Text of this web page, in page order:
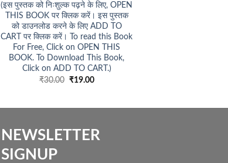
(इस पुस्तक को निःशुल्क पढ़ने के लिए, OPEN
THIS BOOK पर क्लिक करें। इस पुस्तक
को डाउनलोड करने के लिए ADD TO
CART पर क्लिक करें। To read this Book
For Free, Click on OPEN THIS
BOOK. To Download This Book,
Click on ADD TO CART.)
₹30.00 Original
₹19.00Current
NEWSLETTER
SIGNUP